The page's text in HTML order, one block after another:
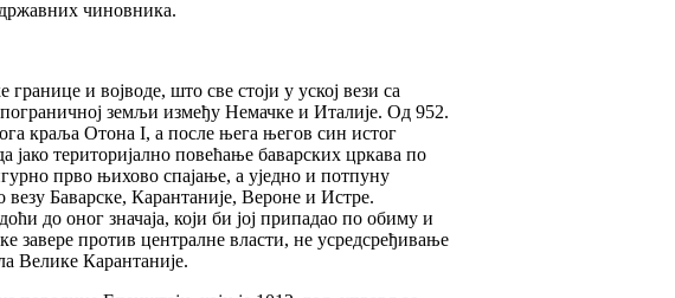
чиновника.
и војводе, што све стоји у уској вези са
земљи између Немачке и Италије. Од 952.
краља Отона I, а после њега његов син истог
јако територијално повећање баварских цркава по
прво њихово спајање, а уједно и потпуну
Баварске, Карантаније, Вероне и Истре.
до оног значаја, који би јој припадао по обиму и
против централне власти, не усредсређивање
Велике Карантаније.